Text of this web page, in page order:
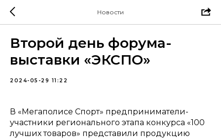
Новости
Второй день форума-
выставки «ЭКСПО»
2024-05-29 11:22
В «Мегаполисе Спорт» предприниматели-
участники регионального этапа конкурса «100
лучших товаров» представили продукцию